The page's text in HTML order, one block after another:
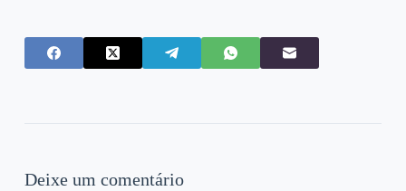
Deixe um comentário